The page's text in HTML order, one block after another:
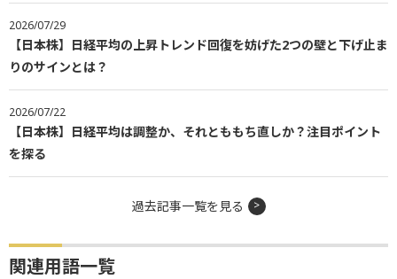
2026/07/29
【日本株】日経平均の上昇トレンド回復を妨げた2つの壁と下げ止ま
りのサインとは？
2026/07/22
【日本株】日経平均は調整か、それとももち直しか？注目ポイント
を探る
過去記事一覧を見る
関連用語一覧